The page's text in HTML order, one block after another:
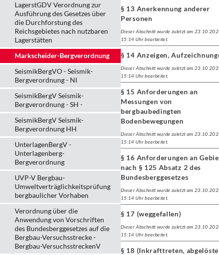
LagerstGDV Verordnung zur
Ausführung des Gesetzes über
die Durchforstung des
Reichsgebietes nach nutzbaren
Lagerstätten
Markscheider-Bergverordnung
SeismikBergVO - Seismik-
Bergverordnung - NI
SeismikBergV Seismik-
Bergverordnung - SH -
SeismikBergV Seismik-
Bergverordnung HH
UnterlagenBergV -
Unterlagenberg-
Bergverordnung
UVP-V Bergbau-
Umweltverträglichkeits­prüfung
bergbau­licher Vorhaben
Verordnung über die
Anwendung von Vorschriften
des Bundesberggesetzes auf die
Bergbau-Versuchsstrecke -
Bergbau-VersuchsstreckenV
§ 13 Anerkennung anderer
Personen
Dieser Abschnitt wurde zuletzt am
15:14 Uhr bearbeitet.
§ 14 Anzeigen,
Dieser Abschnitt wurde zuletzt am
15:14 Uhr bearbeitet.
§ 15 Anforderungen an
Messungen von
bergbaubedingten
Bodenbewegungen
Dieser Abschnitt wurde zuletzt am
15:14 Uhr bearbeitet.
§ 16 Anforderungen an
nach § 125 Absatz 2 des
Bundesberggesetzes
Dieser Abschnitt wurde zuletzt am
15:14 Uhr bearbeitet.
§ 17 (weggefallen)
Dieser Abschnitt wurde zuletzt am
15:14 Uhr bearbeitet.
§ 18 (Inkrafttreten, abgelöste